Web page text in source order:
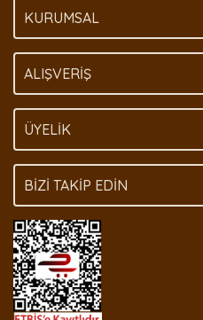
KURUMSAL
ALIŞVERİŞ
ÜYELİK
BİZİ TAKİP EDİN